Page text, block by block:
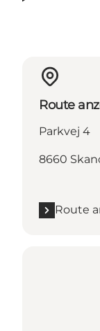
Route
Parkvej 4
8660
Route